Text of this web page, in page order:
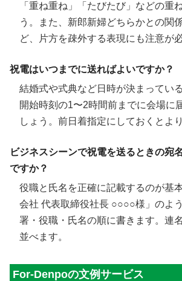
「重ね重ね」「たびたび」などの重
う。また、新郎新婦どちらかとの関
ど、片方を疎外する表現にも注意が
祝電はいつまでに送ればよいですか？
結婚式や式典など日時が決まってい
開始時刻の1〜2時間前までに会場に
しょう。前日着指定にしておくとよ
ビジネスシーンで祝電を送るときの宛
ですか？
役職と氏名を正確に記載するのが基
会社 代表取締役社長 ○○○○様」のよ
署・役職・氏名の順に書きます。連
並べます。
For-Denpoの文例サービス